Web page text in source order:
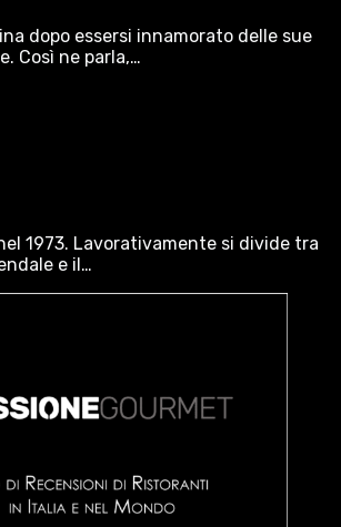
dopo essersi innamorato delle sue
Così ne parla,…
1973. Lavorativamente si divide tra
e il…